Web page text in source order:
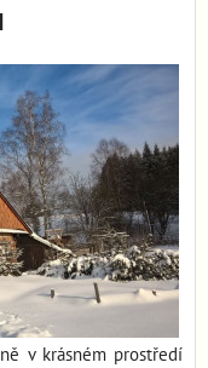
v krásném prostředí